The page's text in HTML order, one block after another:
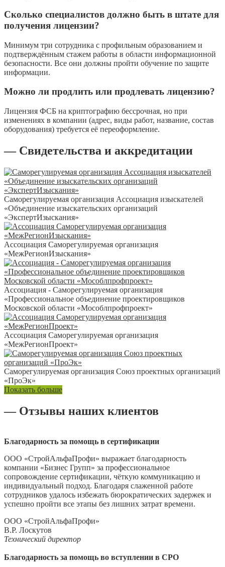
Сколько специалистов должно быть в штате для
получения лицензии?
Минимум три сотрудника с профильным образованием и
подтверждённым стажем работы в области информационной
безопасности. Все они должны пройти обучение по защите
информации.
Можно ли продлить или продлевать лицензию?
Лицензия ФСБ на криптографию бессрочная, но при
изменениях в компании (адрес, виды работ, название, состав
оборудования) требуется её переоформление.
— Свидетельства и аккредитации
Саморегулируемая организация Ассоциация изыскателей
«Объединение изыскательских организаций
«ЭкспертИзыскания»
Ассоциация Саморегулируемая организация
«МежРегионИзыскания»
Ассоциация - Саморегулируемая организация
«Профессиональное объединение проектировщиков
Московской области «Мособлпрофпроект»
Ассоциация Саморегулируемая организация
«МежРегионПроект»
Саморегулируемая организация Союз проектных организаций
«ПроЭк»
Показать больше
— Отзывы наших клиентов
Благодарность за помощь в сертификации
ООО «СтройАльфаПрофи» выражает благодарность
компании «Бизнес Групп» за профессиональное
сопровождение сертификации, чёткую коммуникацию и
индивидуальный подход. Благодаря слаженной работе
сотрудников удалось избежать бюрократических задержек и
успешно пройти все этапы без лишних затрат времени.
ООО «СтройАльфаПрофи»
В.Р. Лоскутов
Технический директор
Благодарность за помощь во вступлении в СРО